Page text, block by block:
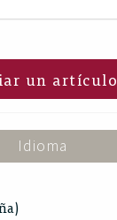
un artículo
Idioma